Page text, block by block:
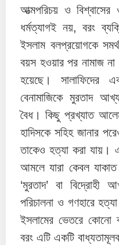
আত্মপরিচয় ও
ধর্মত্যাগই নয়, বরং
ইসলাম বলপ্রয়োগকে
বয়স হওয়ার পর নামাজ
হয়েছে। সালাফিদের
বেনামাজিকে মুরতাদ
বৈধ। কিছু প্রখ্যাত
হাদিসকে সহিহ জানার
তাকেও হত্যা করা যায়।
আমলে যারা কেবল
‘মুরতাদ’ বা বিদ্রোহী
পরিচালনা ও গণহারে
ইসলামের ভেতরে কোনো
বরং এটি একটি